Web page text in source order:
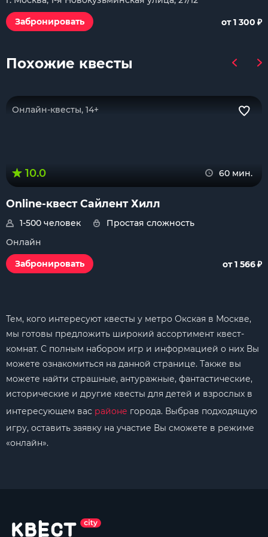
Забронировать
от 1 300 ₽
Похожие квесты
Онлайн-квесты, 14+
10.0 60 мин.
Online-квест Сайлент Хилл
1-500 человек
Простая сложность
Онлайн
Забронировать
от 1 566₽
Тем, кого интересуют квесты у метро Окская в Москве,
мы готовы предложить широкий ассортимент квест-
комнат. С полным набором игр и информацией о них Вы
можете ознакомиться на данной странице. Также вы
можете найти страшные, антуражные, фантастические,
исторические и другие квесты для детей и взрослых в
интересующем вас районе города. Выбрав подходящую
игру, оставить заявку на участие Вы сможете в режиме
«онлайн».